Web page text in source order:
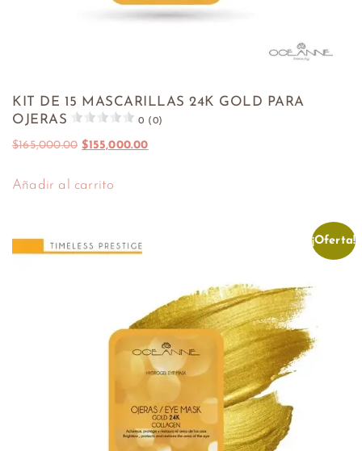
KIT DE 15 MASCARILLAS 24K GOLD PARA
OJERAS
0 (0)
$165,000.00 $155,000.00
Añadir al carrito
¡Oferta!